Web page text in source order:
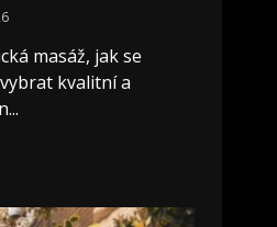
masáž, jak se
kvalitní a